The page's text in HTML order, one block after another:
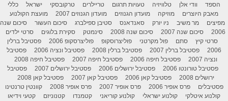
הספד
וודי אלן טלוויזיה טעויות תרגום טריילרים טרקובסקי ישראל
כללי
מאבק היוצרים
מוזיקה מועדון הגנוזים מועדון הגנוזים 2007
מועצת הקולנוע
מפיצים
מר משיב ניו יורק סאנדאנס סטיבן ספילברג סיכום העשור
סיכום שנה
2006
סיכום שנה 2007 סיכום שנה 2008 סינמטק סקירת בלוגים
סרטי ילדים
סרטי קיץ
סתם פול מקרטני פוליצרוסקופ פוליצרסקופ 2006
פסטיבל ברלין
2006
פסטיבל ברלין 2007 פסטיבל ברלין 2008 פסטיבל ונציה 2006
פסטיבל
ונציה 2007
פסטיבל חיפה 2006 פסטיבל חיפה 2007
פסטיבל חיפה 2008
פסטיבל טורונטו 2006
פסטיבל ירושלים 2006 פסטיבל ירושלים 2007
פסטיבל
ירושלים 2008
פסטיבל קאן 2006 פסטיבל קאן 2007
פסטיבל קאן 2008
פסטיבלים
פרס אופיר 2006 פרס אופיר 2007 פרס אופיר 2008
קוונטין טרנטינו
קולנוע איטלקי
קולנוע ישראלי קולנוע קוריאני קטמנדו קטנוניזם קטעי וידיאו